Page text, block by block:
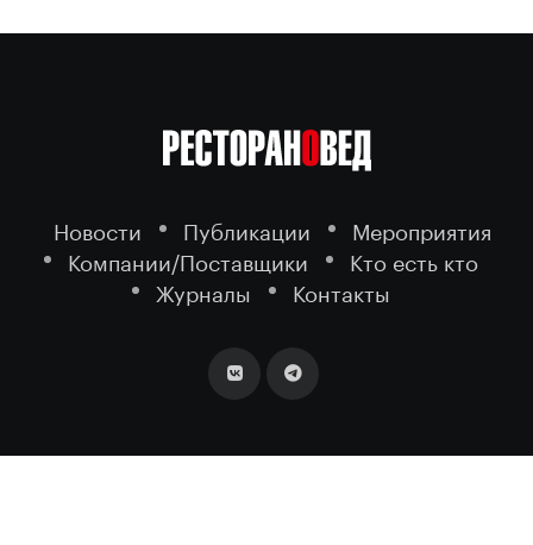
Новости Публикации
Мероприятия
Компании/Поставщики
Кто есть кто
Журналы
Контакты